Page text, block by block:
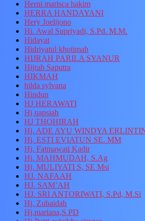
Herni marisca hakim
HERRA HANDAYANI
Hery Joelijono
Hi. Awal Supriyadi, S.Pd. M.M.
Hidayat
Hidriyatul khotimah
HIJRAH PARILA SYANUR
Hijrah Saputra
HIKMAH
hilda sylvana
Hindun
HJ HERAWATI
Hj napsiah
HJ THOHIRAH
Hj. ADE AYU WINDYA
Hj. ESTI EVIATUN SE. MM
Hj. Fatmawati Kadir
Hj. MAHMUDAH, S.Ag
Hj. MULIYATI S, SE Msi
HJ. NAFAAH
HJ. SAM’AH
HJ. SRI ANTORIWATI, S.Pd, M.Si
Hj. Zubaidah
Hj.mariana,S.PD